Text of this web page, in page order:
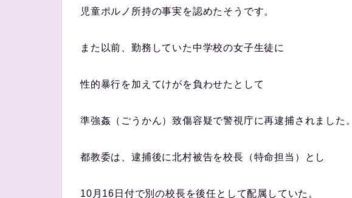
児童ポルノ所持の事実を認めたそうです。
また以前、勤務していた中学校の女子生徒に
性的暴行を加えてけがを負わせたとして
準強姦（ごうかん）致傷容疑で警視庁に再逮捕されました。
都教委は、逮捕後に北村被告を校長（特命担当）とし
10月16日付で別の校長を後任として配属していた。